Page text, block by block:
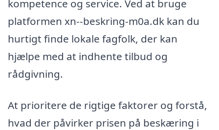
kompetence og service. Ved at bruge
platformen xn--beskring-m0a.dk kan du
hurtigt finde lokale fagfolk, der kan
hjælpe med at indhente tilbud og
rådgivning.
At prioritere de rigtige faktorer og forstå,
hvad der påvirker prisen på beskæring i